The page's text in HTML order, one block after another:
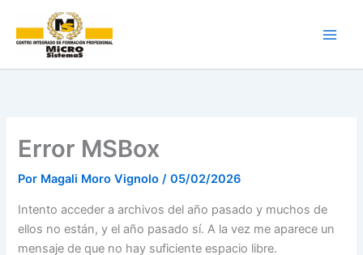
contenido
Error MSBox
Por Magali Moro Vignolo/05/02/2026
Intento acceder a archivos del año pasado y muchos de
ellos no están, y el año pasado sí. A la vez me aparece un
mensaje de que no hay suficiente espacio libre.